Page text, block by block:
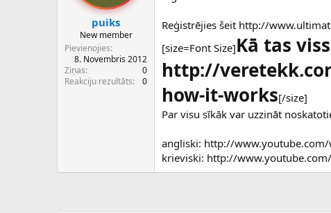
z
s
ā
c
a
t
u
m
s
puiks
New member
Pievienojies
8. Novembris 2012
Ziņas
0
Reakciju rezultāts
0
Reģistrējies šeit http://
[size=Font Size]Kā tas
http://
how-it-works[/size]
Par visu sīkāk var uzzināt
angliski: http://www.youtube.com/
krieviski: http://